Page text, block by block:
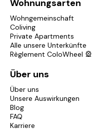
Wohnungsarten
Wohngemeinschaft
Coliving
Private Apartments
Alle unsere Unterkünfte
Règlement ColoWheel 🎡
Über uns
Über uns
Unsere Auswirkungen
Blog
FAQ
Karriere